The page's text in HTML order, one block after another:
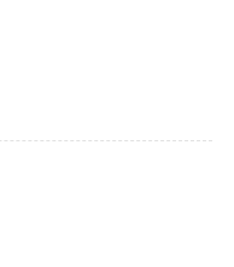
更高标准要
队建设，
党员示范